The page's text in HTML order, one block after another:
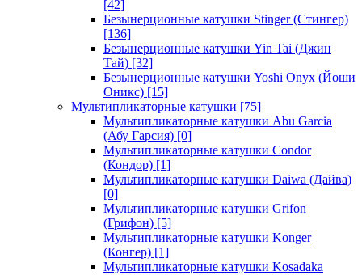
[42]
Безынерционные катушки Stinger (Стингер)
[136]
Безынерционные катушки Yin Tai (Джин
Тай) [32]
Безынерционные катушки Yoshi Onyx (Йоши
Оникс) [15]
Мультипликаторные катушки [75]
Мультипликаторные катушки Abu Garcia
(Абу Гарсия) [0]
Мультипликаторные катушки Condor
(Кондор) [1]
Мультипликаторные катушки Daiwa (Дайва)
[0]
Мультипликаторные катушки Grifon
(Грифон) [5]
Мультипликаторные катушки Konger
(Конгер) [1]
Мультипликаторные катушки Kosadaka